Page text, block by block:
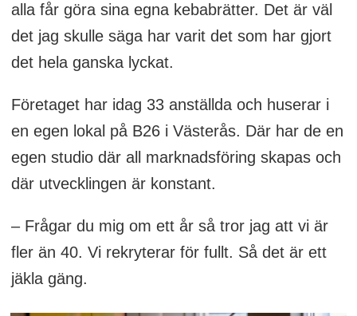
alla får göra sina egna kebabrätter. Det är väl
det jag skulle säga har varit det som har gjort
det hela ganska lyckat.
Företaget har idag 33 anställda och huserar i
en egen lokal på B26 i Västerås. Där har de en
egen studio där all marknadsföring skapas och
där utvecklingen är konstant.
– Frågar du mig om ett år så tror jag att vi är
fler än 40. Vi rekryterar för fullt. Så det är ett
jäkla gäng.